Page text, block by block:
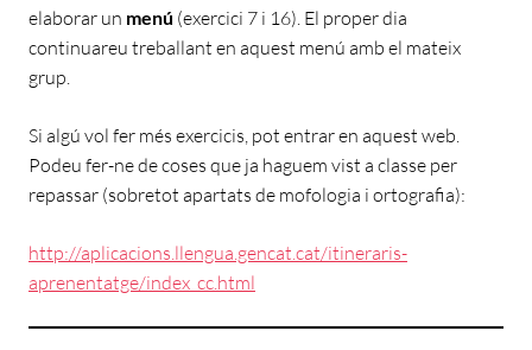
elaborar un menú (exercici 7 i 16). El proper dia
continuareu treballant en aquest menú amb el mateix
grup.
Si algú vol fer més exercicis, pot entrar en aquest web.
Podeu fer-ne de coses que ja haguem vist a classe per
repassar (sobretot apartats de mofologia i ortografia):
http://aplicacions.llengua.gencat.cat/itineraris-
aprenentatge/index_cc.html